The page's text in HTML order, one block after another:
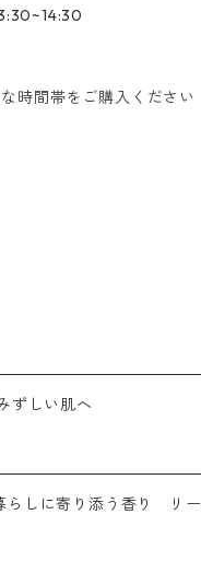
時間帯をご購入ください
ずしい肌へ
らしに寄り添う香り リ